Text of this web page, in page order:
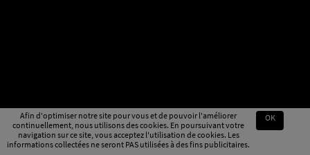
Afin d'optimiser notre site pour vous et de pouvoir l'améliorer
continuellement, nous utilisons des cookies. En poursuivant votre
navigation sur ce site, vous acceptez l'utilisation de cookies. Les
informations collectées ne seront PAS utilisées à des fins publicitaires.
OK